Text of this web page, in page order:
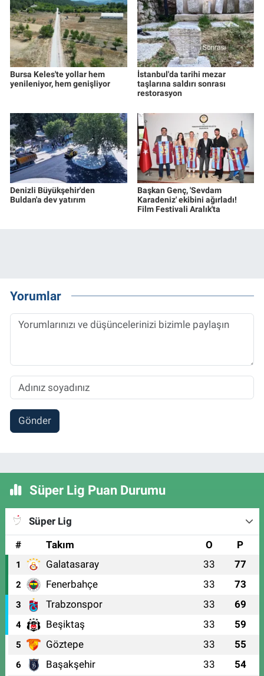
Bursa Keles'te yollar hem
yenileniyor, hem genişliyor
İstanbul'da tarihi mezar
taşlarına saldırı sonrası
restorasyon
Denizli Büyükşehir'den
Buldan'a dev yatırım
Başkan Genç, 'Sevdam
Karadeniz' ekibini ağırladı!
Film Festivali Aralık'ta
Yorumlar
Gönder
Süper Lig Puan Durumu
Süper Lig
#
Takım O P
1 Galatasaray 33 77
2 Fenerbahçe 33 73
3 Trabzonspor 33 69
4 Beşiktaş 33 59
5 Göztepe 33 55
6 Başakşehir 33 54